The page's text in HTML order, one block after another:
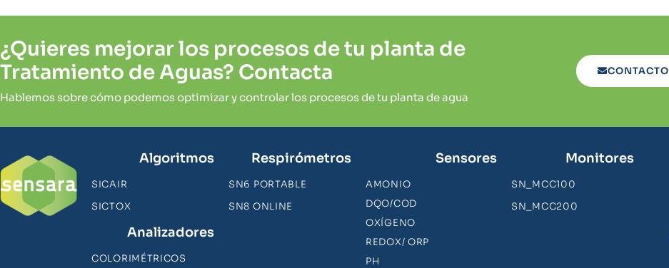
¿Quieres mejorar los procesos de tu planta de
Tratamiento de Aguas? Contacta
Hablemos sobre cómo podemos optimizar y controlar los procesos de tu planta de agua
CONTACTO
Algoritmos
SICAIR
SICTOX
Analizadores
COLORIMÉTRICOS
Respirómetros
SN6 PORTABLE
SN8 ONLINE
Sensores
AMONIO
DQO/COD
OXÍGENO
REDOX/ ORP
PH
Monitores
SN_MCC100
SN_MCC200